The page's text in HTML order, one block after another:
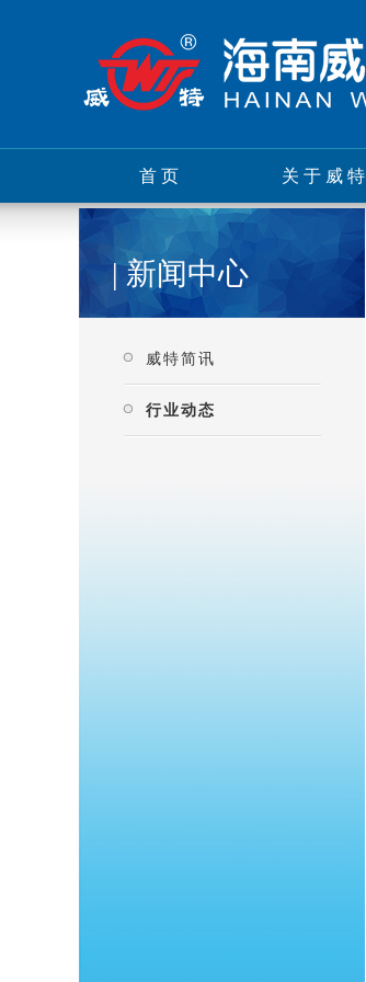
首页 关于威特
| 新闻中心
威特简讯
行业动态